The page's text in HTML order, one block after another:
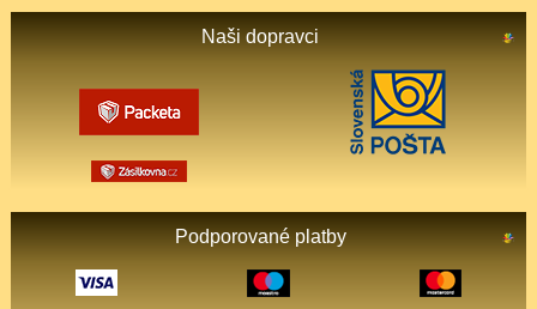
Naši dopravci
Podporované platby